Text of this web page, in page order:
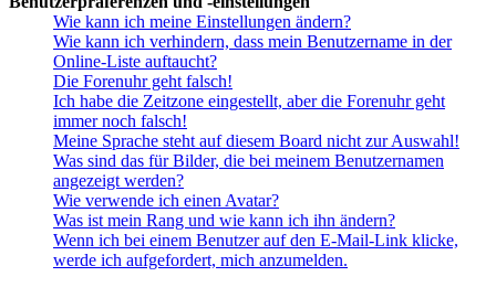
Wie kann ich meine Einstellungen ändern?
Wie kann ich verhindern, dass mein Benutzername in der
Online-Liste auftaucht?
Die Forenuhr geht falsch!
Ich habe die Zeitzone eingestellt, aber die Forenuhr geht
immer noch falsch!
Meine Sprache steht auf diesem Board nicht zur Auswahl!
Was sind das für Bilder, die bei meinem Benutzernamen
angezeigt werden?
Wie verwende ich einen Avatar?
Was ist mein Rang und wie kann ich ihn ändern?
Wenn ich bei einem Benutzer auf den E-Mail-Link klicke,
werde ich aufgefordert, mich anzumelden.